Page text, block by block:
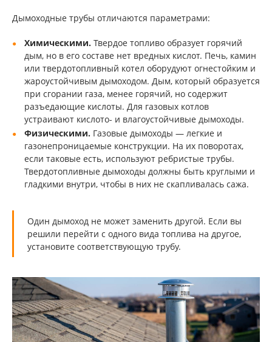
Дымоходные трубы отличаются параметрами:
Химическими. Твердое топливо образует горячий
дым, но в его составе нет вредных кислот. Печь, камин
или твердотопливный котел оборудуют огнестойким и
жароустойчивым дымоходом. Дым, который образуется
при сгорании газа, менее горячий, но содержит
разъедающие кислоты. Для газовых котлов
устраивают кислото- и влагоустойчивые дымоходы.
Физическими. Газовые дымоходы — легкие и
газонепроницаемые конструкции. На их поворотах,
если таковые есть, используют ребристые трубы.
Твердотопливные дымоходы должны быть круглыми и
гладкими внутри, чтобы в них не скапливалась сажа.
Один дымоход не может заменить другой. Если вы
решили перейти с одного вида топлива на другое,
установите соответствующую трубу.